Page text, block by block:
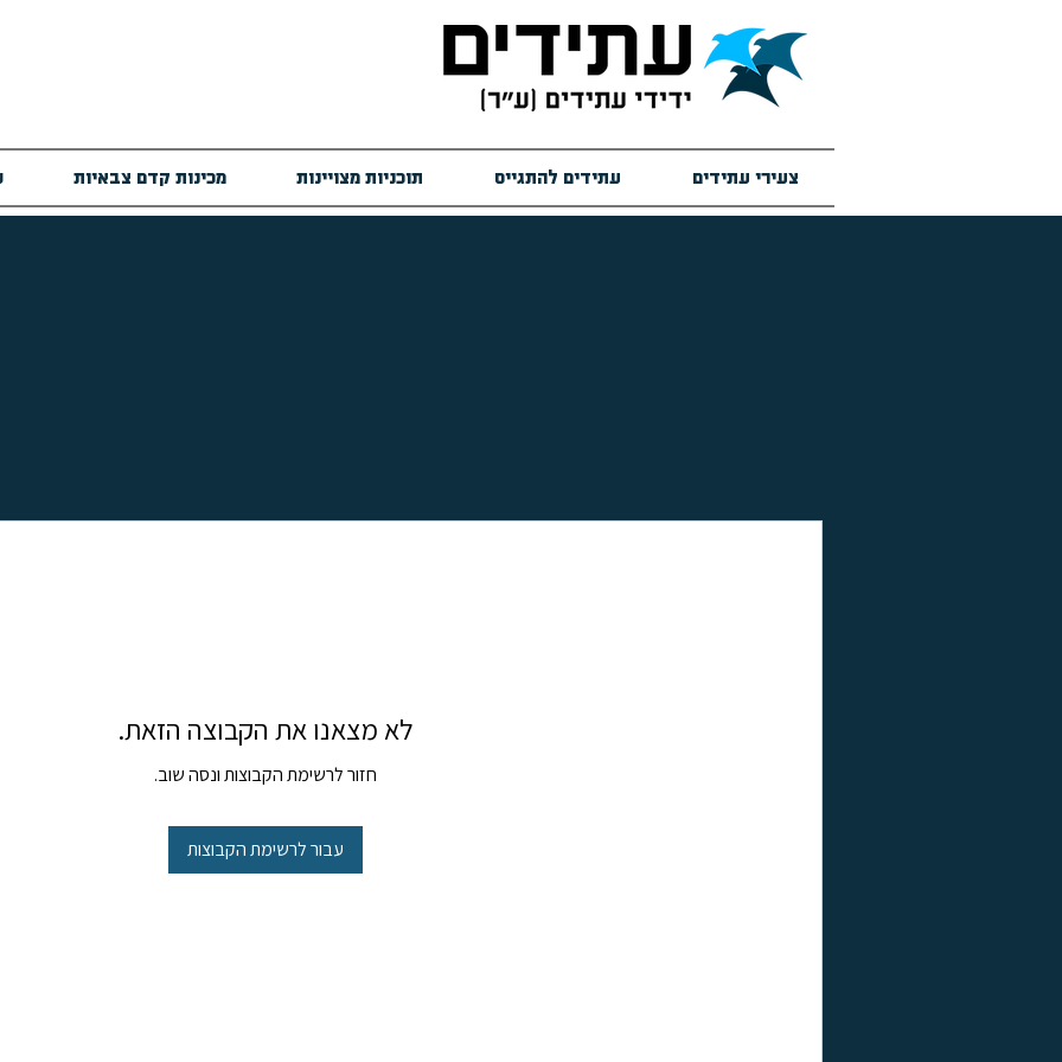
צעירי עתידים עתידים להתגייס תוכניות מצויינות מכינות קדם צבאיות
לא מצאנו את הקבוצה הזאת.
חזור לרשימת הקבוצות ונסה שוב.
עבור לרשימת הקבוצות